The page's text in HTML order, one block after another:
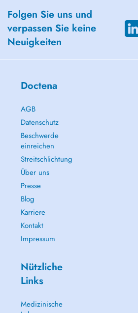
Folgen Sie uns und
verpassen Sie keine
Neuigkeiten
Doctena
AGB
Datenschutz
Beschwerde
einreichen
Streitschlichtung
Über uns
Presse
Blog
Karriere
Kontakt
Impressum
Nützliche
Links
Medizinische